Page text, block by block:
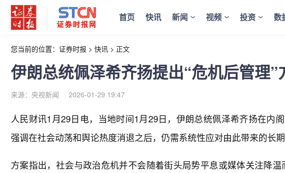
首页 快讯 新闻 视频 投资 数
您当前的位置： 证券时报 > 快讯 > 正文
伊朗总统佩泽希齐扬提出“危机后管理”
来源：央视新闻 2026-01-29 19:47
人民财讯1月29日电， 当地时间1月29日，伊朗总统佩泽希齐扬在内
强调在社会动荡和舆论热度消退之后，仍需系统性应对由此带来的长
方案指出，社会与政治危机并不会随着街头局势平息或媒体关注降